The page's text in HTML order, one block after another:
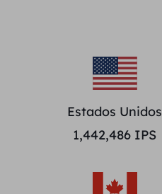
Estados Unidos
1,442,486 IPS